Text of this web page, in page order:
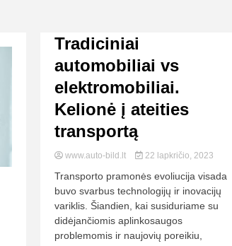
Tradiciniai
automobiliai vs
elektromobiliai.
Kelionė į ateities
transportą
www.auto-bild.lt 22 lapkričio, 2023
Transporto pramonės evoliucija visada
buvo svarbus technologijų ir inovacijų
variklis. Šiandien, kai susiduriame su
didėjančiomis aplinkosaugos
problemomis ir naujovių poreikiu,